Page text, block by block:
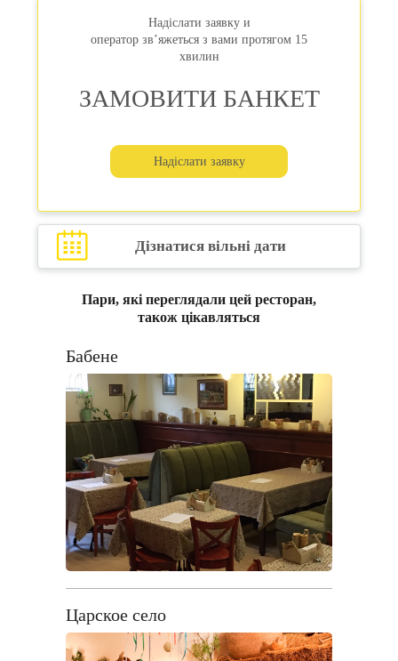
Надіслати заявку и
оператор зв’яжеться з вами протягом 15
хвилин
ЗАМОВИТИ БАНКЕТ
Надіслати заявку
Дізнатися вільні дати
Пари, які переглядали цей ресторан,
також цікавляться
Бабене
Царское село